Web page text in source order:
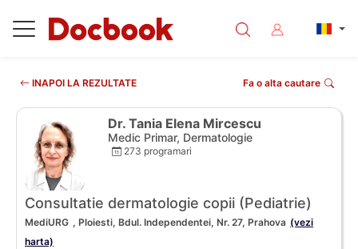
INAPOI LA REZULTATE Fa o alta cautare
Dr. Tania Elena Mircescu
Medic Primar, Dermatologie
273 programari
Consultatie dermatologie copii (Pediatrie)
MediURG , Ploiesti, Bdul. Independentei, Nr. 27, Prahova (vezi
harta)